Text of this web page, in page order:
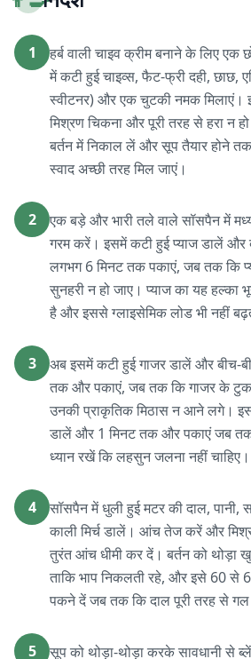
1
हर्ब वाली चाइव क्रीम बनाने के लिए
में कटी हुई चाइव्स, फैट-फ्री दही, छाछ,
स्वीटनर) और एक चुटकी नमक
मिश्रण चिकना और पूरी तरह से हरा न
बर्तन में निकाल लें और सूप तैयार होने
स्वाद अच्छी तरह मिल जाएं।
2
एक बड़े और भारी तले वाले सॉसपैन में
गरम करें। इसमें कटी हुई प्याज डालें और
लगभग 6 मिनट तक पकाएं, जब तक कि
सुनहरी न हो जाए। प्याज का यह हल्का
है और इससे ग्लाइसेमिक लोड भी नहीं
3
अब इसमें कटी हुई गाजर डालें और बीच-
तक और पकाएं, जब तक कि गाजर के
उनकी प्राकृतिक मिठास न आने लगे।
डालें और 1 मिनट तक और पकाएं जब
ध्यान रखें कि लहसुन जलना नहीं चाहिए।
4
सॉसपैन में धुली हुई मटर की दाल, पानी,
काली मिर्च डालें। आंच तेज करें और
तुरंत आंच धीमी कर दें। बर्तन को थोड़ा
ताकि भाप निकलती रहे, और इसे 60 से
पकने दें जब तक कि दाल पूरी तरह से गल
5
सूप को थोड़ा-थोड़ा करके सावधानी से